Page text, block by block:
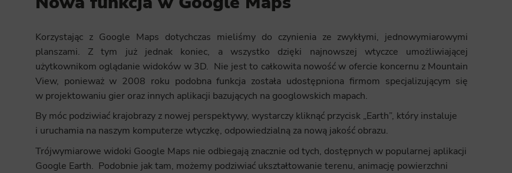
Pozycjonowanie marki
Korzystając z Google Maps dotychczas mieliśmy do czynienia ze zwykłymi, jednowymiarowymi
planszami. Z tym już jednak koniec, a wszystko dzięki najnowszej wtyczce umożliwiającej
użytkownikom oglądanie widoków w 3D. Nie jest to całkowita nowość w ofercie koncernu z Mountain
View, ponieważ w 2008 roku podobna funkcja została udostępniona firmom specjalizującym się
w projektowaniu gier oraz innych aplikacji bazujących na googlowskich mapach.
By móc podziwiać krajobrazy z nowej perspektywy, wystarczy kliknąć przycisk „Earth”, który instaluje
i uruchamia na naszym komputerze wtyczkę, odpowiedzialną za nową jakość obrazu.
Trójwymiarowe widoki Google Maps nie odbiegają znacznie od tych, dostępnych w popularnej aplikacji
Google Earth. Podobnie jak tam, możemy podziwiać ukształtowanie terenu, animację powierzchni